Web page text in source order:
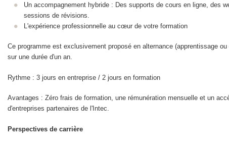
Un accompagnement hybride : Des supports de cours en ligne, des
sessions de révisions.
L'expérience professionnelle au cœur de votre formation
Ce programme est exclusivement proposé en alternance (apprentissage
sur une durée d'un an.
Rythme : 3 jours en entreprise / 2 jours en formation
Avantages : Zéro frais de formation, une rémunération mensuelle et un
d'entreprises partenaires de l'Intec.
Perspectives de carrière